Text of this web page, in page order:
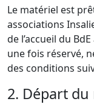
Le matériel est
associations
de l’accueil du
une fois réservé,
des conditions
2. Départ